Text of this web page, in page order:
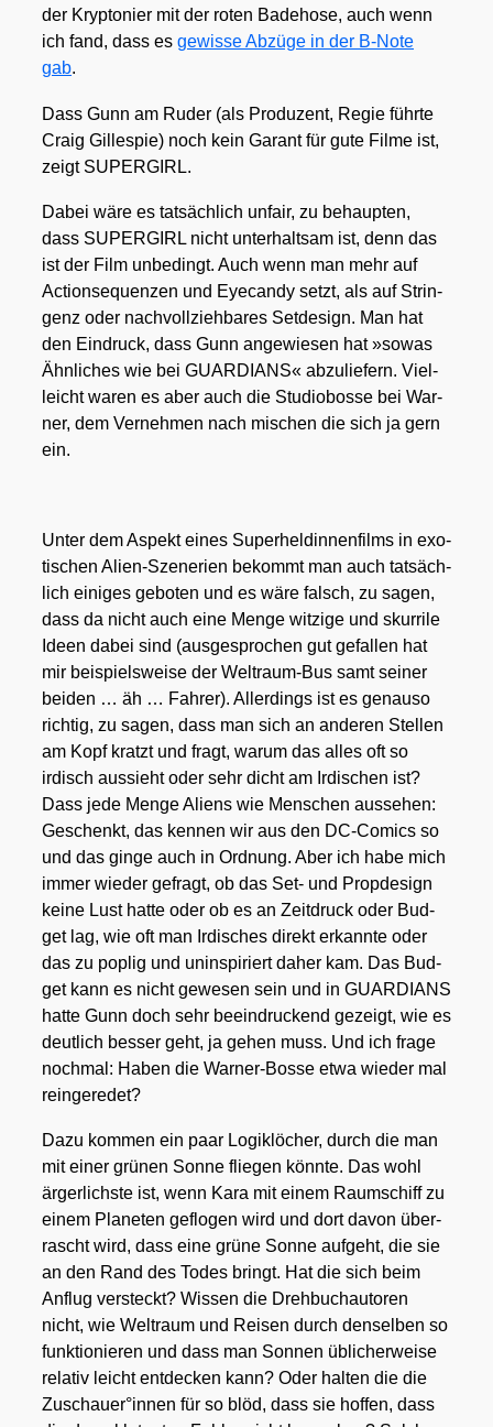
der Kryp­to­nier mit der roten Bade­ho­se, auch wenn
ich fand, dass es gewis­se Abzü­ge in der B‑Note
gab.
Dass Gunn am Ruder (als Pro­du­zent, Regie führ­te
Craig Gil­le­spie) noch kein Garant für gute Fil­me ist,
zeigt SUPERGIRL.
Dabei wäre es tat­säch­lich unfair, zu behaup­ten,
dass SUPERGIRL nicht unter­halt­sam ist, denn das
ist der Film unbe­dingt. Auch wenn man mehr auf
Action­se­quen­zen und Eye­can­dy setzt, als auf Strin­
genz oder nach­voll­zieh­ba­res Set­de­sign. Man hat
den Ein­druck, dass Gunn ange­wie­sen hat »sowas
Ähn­li­ches wie bei GUARDIANS« abzu­lie­fern. Viel­
leicht waren es aber auch die Stu­dio­bos­se bei War­
ner, dem Ver­neh­men nach mischen die sich ja gern
ein.
Unter dem Aspekt eines Super­hel­din­nen­films in exo­
ti­schen Ali­en-Sze­ne­rien bekommt man auch tat­säch­
lich eini­ges gebo­ten und es wäre falsch, zu sagen,
dass da nicht auch eine Men­ge wit­zi­ge und skur­ri­le
Ideen dabei sind (aus­ge­spro­chen gut gefal­len hat
mir bei­spiels­wei­se der Welt­raum-Bus samt sei­ner
bei­den … äh … Fah­rer). Aller­dings ist es genau­so
rich­tig, zu sagen, dass man sich an ande­ren Stel­len
am Kopf kratzt und fragt, war­um das alles oft so
irdisch aus­sieht oder sehr dicht am Irdi­schen ist?
Dass jede Men­ge Ali­ens wie Men­schen aus­se­hen:
Geschenkt, das ken­nen wir aus den DC-Comics so
und das gin­ge auch in Ord­nung. Aber ich habe mich
immer wie­der gefragt, ob das Set- und Prop­de­sign
kei­ne Lust hat­te oder ob es an Zeit­druck oder Bud­
get lag, wie oft man Irdi­sches direkt erkann­te oder
das zu pop­lig und unin­spi­riert daher kam. Das Bud­
get kann es nicht gewe­sen sein und in GUARDIANS
hat­te Gunn doch sehr beein­dru­ckend gezeigt, wie es
deut­lich bes­ser geht, ja gehen muss. Und ich fra­ge
noch­mal: Haben die War­ner-Bos­se etwa wie­der mal
rein­ge­re­det?
Dazu kom­men ein paar Logik­lö­cher, durch die man
mit einer grü­nen Son­ne flie­gen könn­te. Das wohl
ärger­lichs­te ist, wenn Kara mit einem Raum­schiff zu
einem Pla­ne­ten geflo­gen wird und dort davon über­
rascht wird, dass eine grü­ne Son­ne auf­geht, die sie
an den Rand des Todes bringt. Hat die sich beim
Anflug ver­steckt? Wis­sen die Dreh­buch­au­to­ren
nicht, wie Welt­raum und Rei­sen durch den­sel­ben so
funk­tio­nie­ren und dass man Son­nen übli­cher­wei­se
rela­tiv leicht ent­de­cken kann? Oder hal­ten die die
Zuschauer°innen für so blöd, dass sie hof­fen, dass